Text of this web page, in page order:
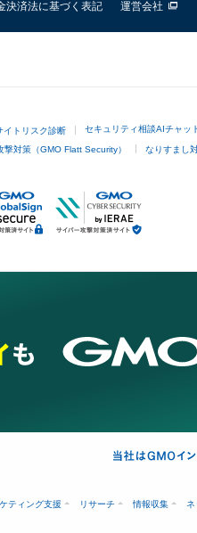
決済法に基づく表記 運営会社
イトリスク診断 セキュリティ相談AIチャッ
撃対策（GMO Flatt Security） なりすまし
ティング支援 リサーチ 情報収集 ネ